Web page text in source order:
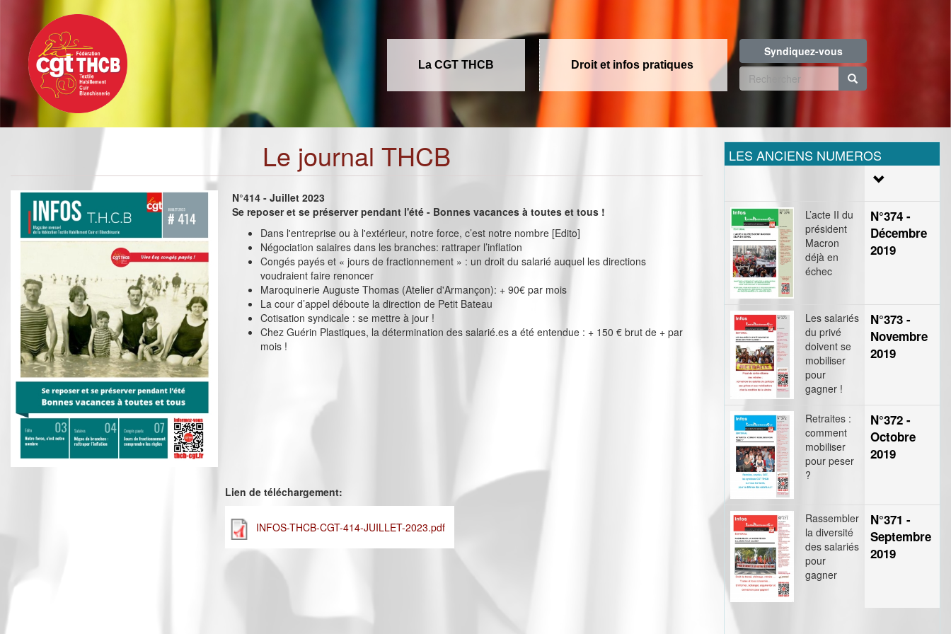
contenu
principal
La CGT THCB Droit et infos pratiques
Syndiquez-vous
Formulaire
recherche
Le journal THCB
N°414 - Juillet 2023
Se reposer et se préserver pendant l'été - Bonnes vacances à toutes et tous !
Dans l'entreprise ou à l'extérieur, notre force, c’est notre nombre [Edito]
Négociation salaires dans les branches: rattraper l’inflation
Congés payés et « jours de fractionnement » : un droit du salarié auquel les directions
voudraient faire renoncer
Maroquinerie Auguste Thomas (Atelier d'Armançon): + 90€ par mois
La cour d’appel déboute la direction de Petit Bateau
Cotisation syndicale : se mettre à jour !
Chez Guérin Plastiques, la détermination des salarié.es a été entendue : + 150 € brut de + par
mois !
Lien de téléchargement:
INFOS-THCB-CGT-414-JUILLET-2023.pdf
LES ANCIENS NUMEROS
L’acte II du
président
Macron
déjà en
échec
N°374 -
Décembre
2019
Les salariés
du privé
doivent se
mobiliser
pour
gagner !
N°373 -
Novembre
2019
Retraites :
comment
mobiliser
pour peser
?
N°372 -
Octobre
2019
Rassembler
la diversité
des salariés
pour
gagner
N°371 -
Septembre
2019